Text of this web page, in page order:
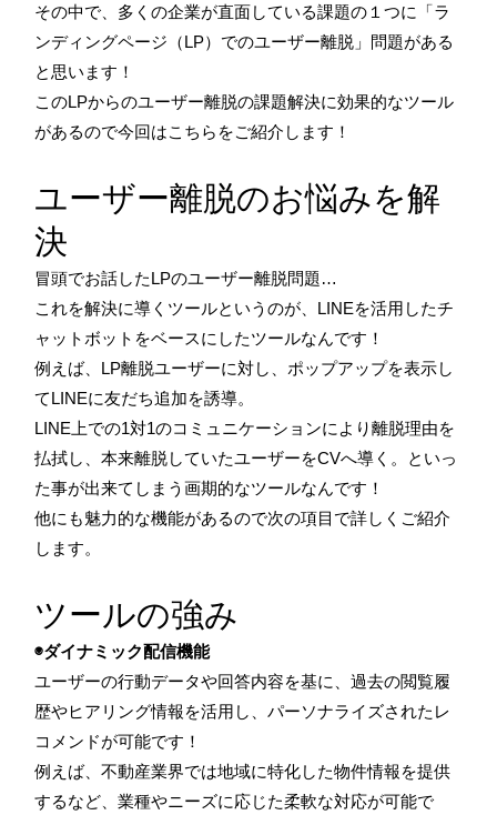
その中で、多くの企業が直面している課題の１つに「ラ
ンディングページ（LP）でのユーザー離脱」問題がある
と思います！
このLPからのユーザー離脱の課題解決に効果的なツール
があるので今回はこちらをご紹介します！
ユーザー離脱のお悩みを解
決
冒頭でお話したLPのユーザー離脱問題…
これを解決に導くツールというのが、LINEを活用したチ
ャットボットをベースにしたツールなんです！
例えば、LP離脱ユーザーに対し、ポップアップを表⽰し
てLINEに友だち追加を誘導。
LINE上での1対1のコミュニケーションにより離脱理由を
払拭し、本来離脱していたユーザーをCVへ導く。といっ
た事が出来てしまう画期的なツールなんです！
他にも魅力的な機能があるので次の項目で詳しくご紹介
します。
ツールの強み
◉ダイナミック配信機能
ユーザーの行動データや回答内容を基に、過去の閲覧履
歴やヒアリング情報を活用し、パーソナライズされたレ
コメンドが可能です！
例えば、不動産業界では地域に特化した物件情報を提供
するなど、業種やニーズに応じた柔軟な対応が可能で